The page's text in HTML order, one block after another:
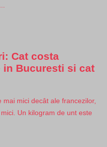
Cat costa
in Bucuresti si cat
mici decât ale francezilor,
Un kilogram de unt este